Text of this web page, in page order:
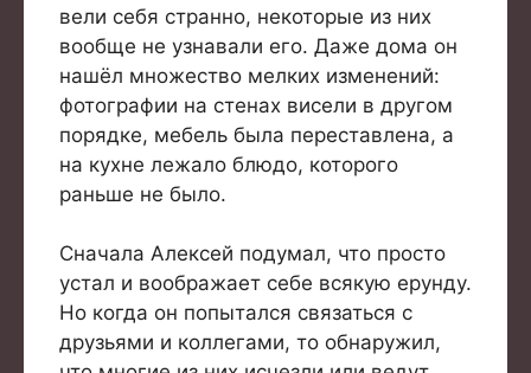
вели себя странно, некоторые из них
вообще не узнавали его. Даже дома он
нашёл множество мелких изменений:
фотографии на стенах висели в другом
порядке, мебель была переставлена, а
на кухне лежало блюдо, которого
раньше не было.
Сначала Алексей подумал, что просто
устал и воображает себе всякую ерунду.
Но когда он попытался связаться с
друзьями и коллегами, то обнаружил,